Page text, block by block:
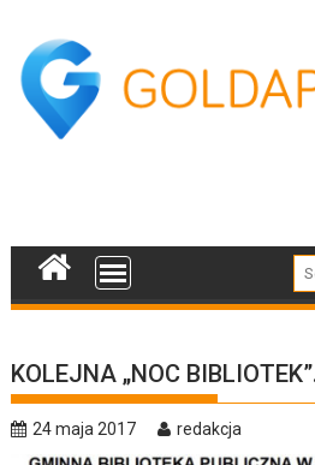
content
KOLEJNA „NOC
24 maja 2017 redakcja